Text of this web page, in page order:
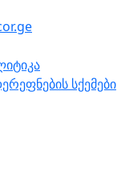
სქემები